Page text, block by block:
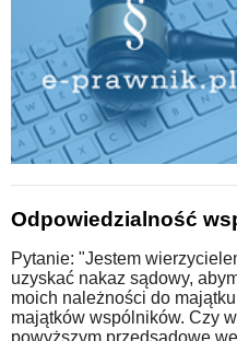
Odpowiedzialność
Pytanie: "Jestem
uzyskać nakaz sądowy,
moich należności do
majątków wspólników. Czy
powyższym przedsądowe